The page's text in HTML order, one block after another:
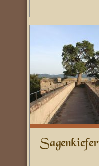
Sagenkiefer